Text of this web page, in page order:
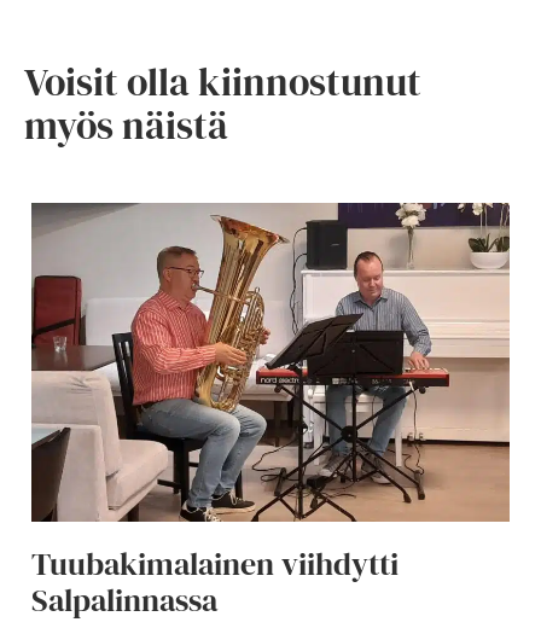
Voisit olla kiinnostunut
myös näistä
Tuubakimalainen viihdytti
Salpalinnassa